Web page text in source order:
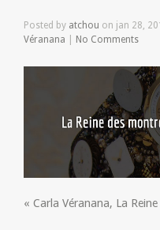
Posted by atchou on jan 28,
Véranana
No Comments
« Carla Véranana, La